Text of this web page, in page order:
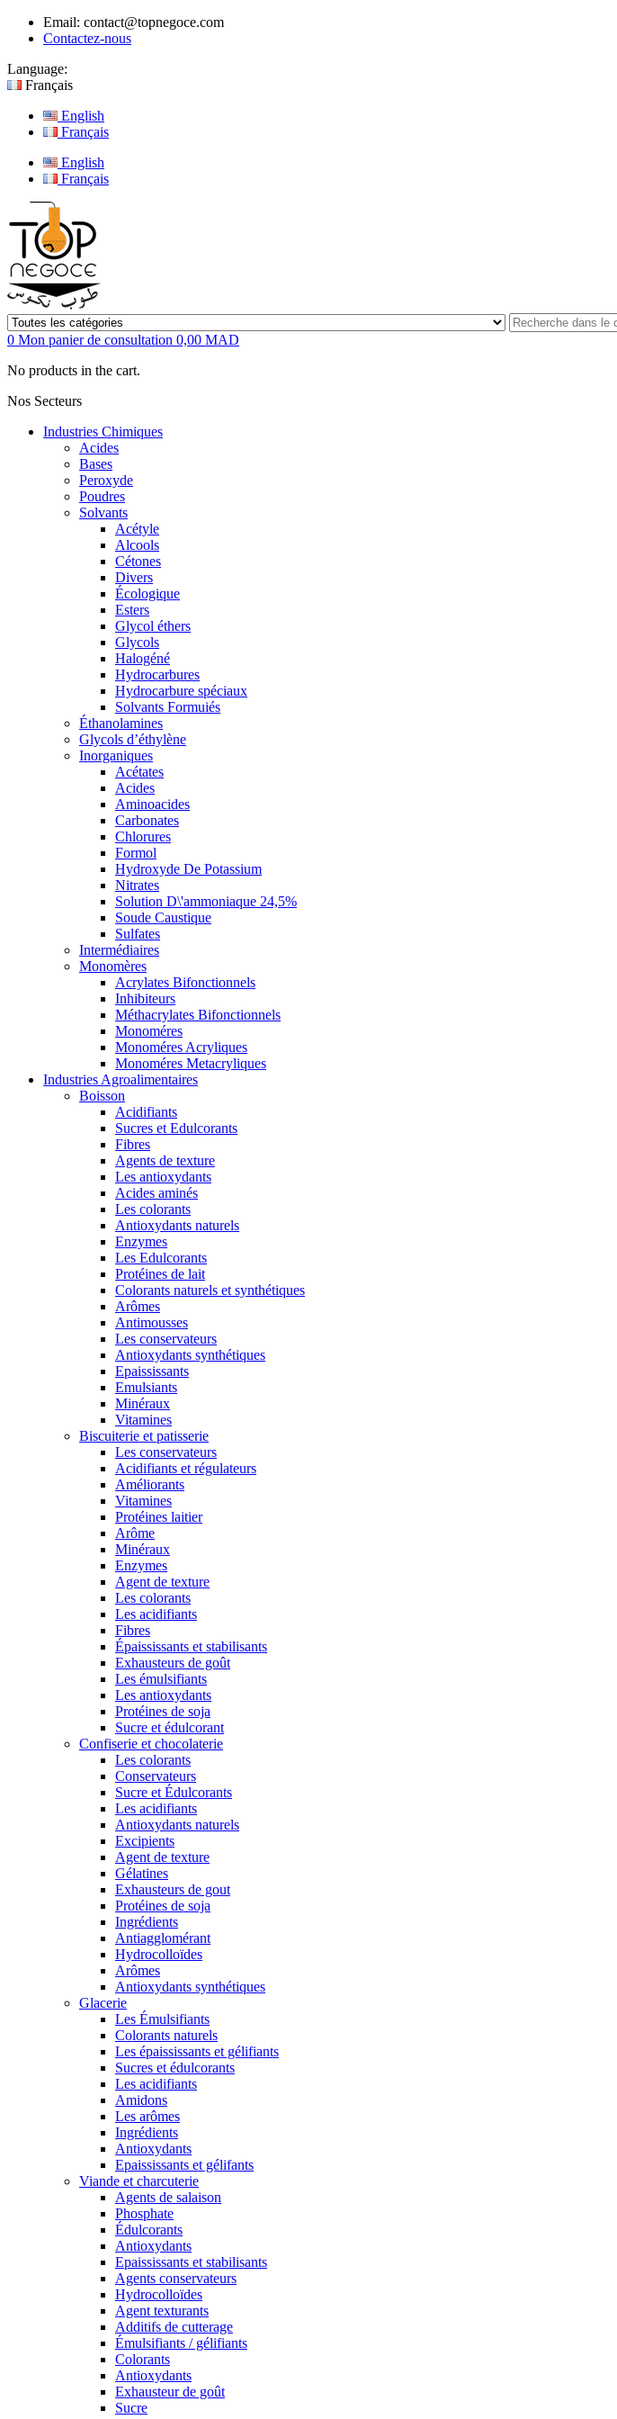
Email: contact@topnegoce.com
Contactez-nous
Language:
Français
English
Français
English
Français
0 Mon panier de consultation 0,00 MAD
No products in the cart.
Nos Secteurs
Industries Chimiques
Acides
Bases
Peroxyde
Poudres
Solvants
Acétyle
Alcools
Cétones
Divers
Écologique
Esters
Glycol éthers
Glycols
Halogéné
Hydrocarbures
Hydrocarbure spéciaux
Solvants Formuiés
Éthanolamines
Glycols d’éthylène
Inorganiques
Acétates
Acides
Aminoacides
Carbonates
Chlorures
Formol
Hydroxyde De Potassium
Nitrates
Solution D\'ammoniaque 24,5%
Soude Caustique
Sulfates
Intermédiaires
Monomères
Acrylates Bifonctionnels
Inhibiteurs
Méthacrylates Bifonctionnels
Monoméres
Monoméres Acryliques
Monoméres Metacryliques
Industries Agroalimentaires
Boisson
Acidifiants
Sucres et Edulcorants
Fibres
Agents de texture
Les antioxydants
Acides aminés
Les colorants
Antioxydants naturels
Enzymes
Les Edulcorants
Protéines de lait
Colorants naturels et synthétiques
Arômes
Antimousses
Les conservateurs
Antioxydants synthétiques
Epaississants
Emulsiants
Minéraux
Vitamines
Biscuiterie et patisserie
Les conservateurs
Acidifiants et régulateurs
Améliorants
Vitamines
Protéines laitier
Arôme
Minéraux
Enzymes
Agent de texture
Les colorants
Les acidifiants
Fibres
Épaississants et stabilisants
Exhausteurs de goût
Les émulsifiants
Les antioxydants
Protéines de soja
Sucre et édulcorant
Confiserie et chocolaterie
Les colorants
Conservateurs
Sucre et Édulcorants
Les acidifiants
Antioxydants naturels
Excipients
Agent de texture
Gélatines
Exhausteurs de gout
Protéines de soja
Ingrédients
Antiagglomérant
Hydrocolloïdes
Arômes
Antioxydants synthétiques
Glacerie
Les Émulsifiants
Colorants naturels
Les épaississants et gélifiants
Sucres et édulcorants
Les acidifiants
Amidons
Les arômes
Ingrédients
Antioxydants
Epaississants et gélifants
Viande et charcuterie
Agents de salaison
Phosphate
Édulcorants
Antioxydants
Epaississants et stabilisants
Agents conservateurs
Hydrocolloïdes
Agent texturants
Additifs de cutterage
Émulsifiants / gélifiants
Colorants
Antioxydants
Exhausteur de goût
Sucre